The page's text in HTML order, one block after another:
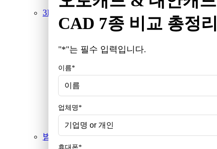
3D CAD/CAM
ZW3D
Solid Edge
Creo
NX
MasterCAM
ESPRIT
범용소프트웨어
CAD 7종 비교 총정
"*"는 필수 입력입니다.
이름*
업체명*
휴대폰*